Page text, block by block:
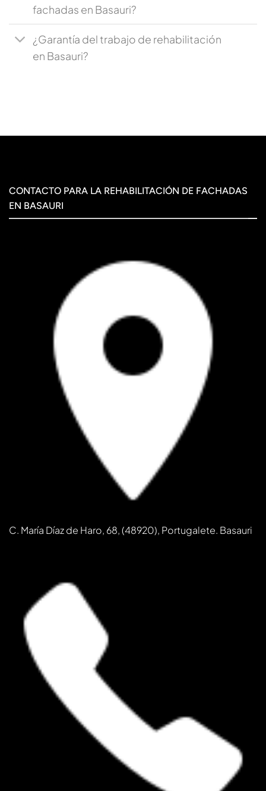
fachadas en Basauri?
¿Garantía del trabajo de rehabilitación
en Basauri?
CONTACTO PARA LA REHABILITACIÓN DE FACHADAS
EN BASAURI
C. María Díaz de Haro, 68, (48920), Portugalete. Basauri